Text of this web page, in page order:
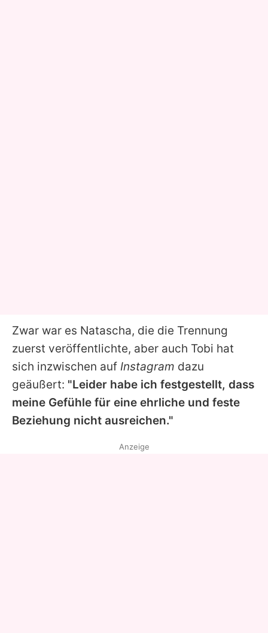
Zwar war es Natascha, die die Trennung
zuerst veröffentlichte, aber auch Tobi hat
sich inzwischen auf Instagram dazu
geäußert: "Leider habe ich festgestellt, dass
meine Gefühle für eine ehrliche und feste
Beziehung nicht ausreichen."
Anzeige